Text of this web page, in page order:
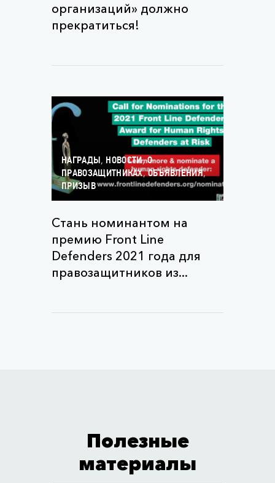
организаций» должно
прекратиться!
НАГРАДЫ , НОВОСТИ,О
ПРАВОЗАЩИТНИКАХ,ОБЪЯВЛЕНИЯ,
ПРИЗЫВ
Стань номинантом на
премию Front Line
Defenders 2021 года для
правозащитников из...
Полезные
материалы